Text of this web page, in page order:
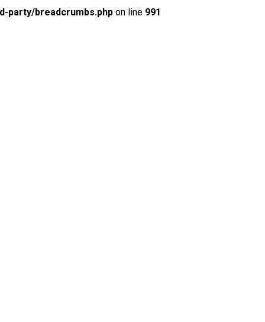
party/breadcrumbs.php on line 991